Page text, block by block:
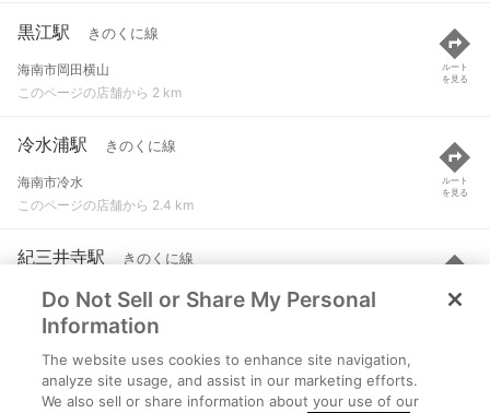
黒江駅 きのくに線
海南市岡田横山
このページの店舗から 2 km
ルート
を見る
冷水浦駅 きのくに線
海南市冷水
このページの店舗から 2.4 km
ルート
を見る
紀三井寺駅 きのくに線
和歌山市三葛
このページの店舗から 4.6 km
ルート
を見る
交通センター前駅 貴志川線
和歌山市西２２-１
Do Not Sell or Share My Personal
Information
The website uses cookies to enhance site navigation,
analyze site usage, and assist in our marketing efforts.
We also sell or share information about your use of our